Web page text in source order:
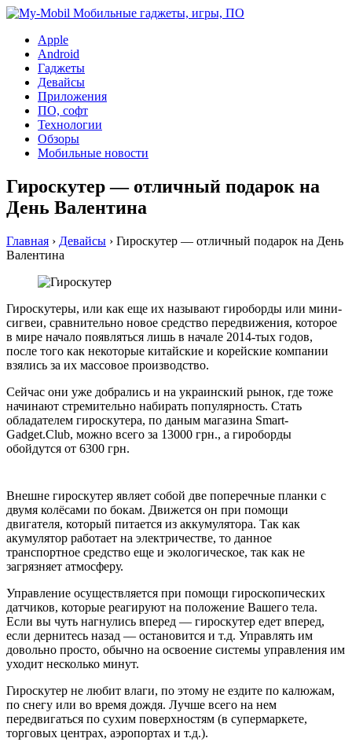
Apple
Android
Гаджеты
Девайсы
Приложения
ПО, софт
Технологии
Обзоры
Мобильные новости
Гироскутер — отличный подарок на
День Валентина
Главная › Девайсы › Гироскутер — отличный подарок на День
Валентина
Гироскутеры, или как еще их называют гироборды или мини-
сигвеи, сравнительно новое средство передвижения, которое
в мире начало появляться лишь в начале 2014-тых годов,
после того как некоторые китайские и корейские компании
взялись за их массовое производство.
Сейчас они уже добрались и на украинский рынок, где тоже
начинают стремительно набирать популярность. Стать
обладателем гироскутера, по даным магазина Smart-
Gadget.Club, можно всего за 13000 грн., а гироборды
обойдутся от 6300 грн.
Внешне гироскутер являет собой две поперечные планки с
двумя колёсами по бокам. Движется он при помощи
двигателя, который питается из аккумулятора. Так как
акумулятор работает на электричестве, то данное
транспортное средство еще и экологическое, так как не
загрязняет атмосферу.
Управление осуществляется при помощи гироскопических
датчиков, которые реагируют на положение Вашего тела.
Если вы чуть нагнулись вперед — гироскутер едет вперед,
если дернитесь назад — остановится и т.д. Управлять им
довольно просто, обычно на освоение системы управления им
уходит несколько минут.
Гироскутер не любит влаги, по этому не ездите по калюжам,
по снегу или во время дождя. Лучше всего на нем
передвигаться по сухим поверхностям (в супермаркете,
торговых центрах, аэропортах и т.д.).